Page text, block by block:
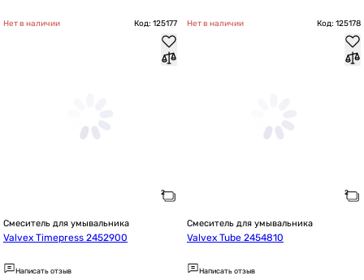
Нет в наличии Код: 125177
Смеситель для умывальника
Valvex Timepress 2452900
Написать отзыв
Нет в наличии Код: 125178
Смеситель для умывальника
Valvex Tube 2454810
Написать отзыв